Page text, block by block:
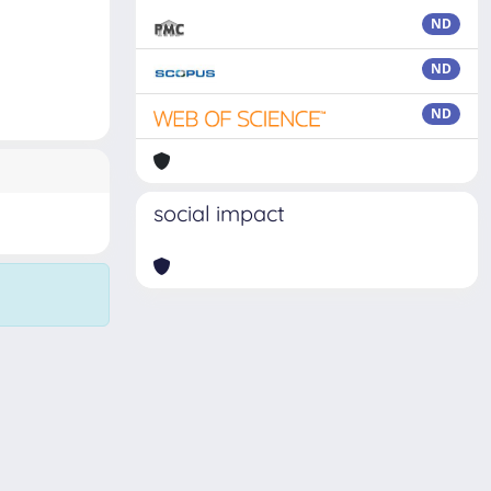
ND
ND
ND
social impact